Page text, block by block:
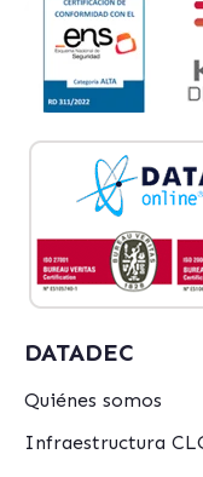
DATADEC
Quiénes somos
Infraestructura